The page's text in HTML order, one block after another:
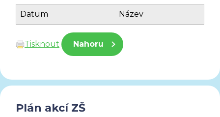
Datum Název
Tisknout Nahoru
Plán akcí ZŠ